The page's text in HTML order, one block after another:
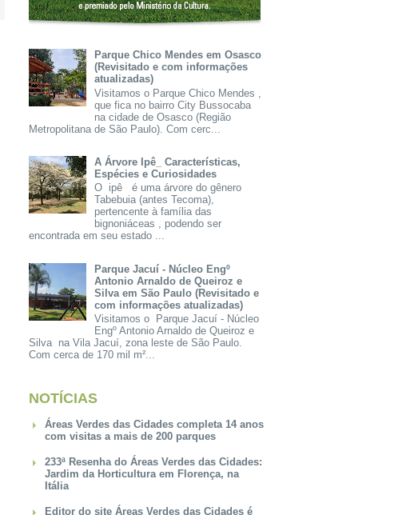
Parque Chico Mendes em Osasco
(Revisitado e com informações
atualizadas)
Visitamos o Parque Chico Mendes ,
que fica no bairro City Bussocaba
na cidade de Osasco (Região
Metropolitana de São Paulo). Com cerc...
A Árvore Ipê_ Características,
Espécies e Curiosidades
O ipê é uma árvore do gênero
Tabebuia (antes Tecoma),
pertencente à família das
bignoniáceas , podendo ser
encontrada em seu estado ...
Parque Jacuí - Núcleo Engº
Antonio Arnaldo de Queiroz e
Silva em São Paulo (Revisitado e
com informações atualizadas)
Visitamos o Parque Jacuí - Núcleo
Engº Antonio Arnaldo de Queiroz e
Silva na Vila Jacuí, zona leste de São Paulo.
Com cerca de 170 mil m²...
NOTÍCIAS
Áreas Verdes das Cidades completa 14 anos
com visitas a mais de 200 parques
233ª Resenha do Áreas Verdes das Cidades:
Jardim da Horticultura em Florença, na
Itália
Editor do site Áreas Verdes das Cidades é